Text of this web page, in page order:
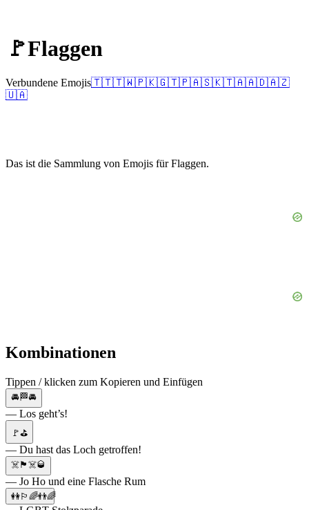
🚩Flaggen
Verbundene Emojis🇹🇹🇹🇼🇵🇰🇬🇹🇵🇦🇸🇰🇹🇦🇦🇩🇦🇿
🇺🇦
Das ist die Sammlung von Emojis für Flaggen.
Kombinationen
Tippen / klicken zum Kopieren und Einfügen
🚘🏁🚘
— Los geht’s!
🚩⛳
— Du hast das Loch getroffen!
☠️🏴‍☠️🥃
— Jo Ho und eine Flasche Rum
👭🏳️‍🌈👬🌈